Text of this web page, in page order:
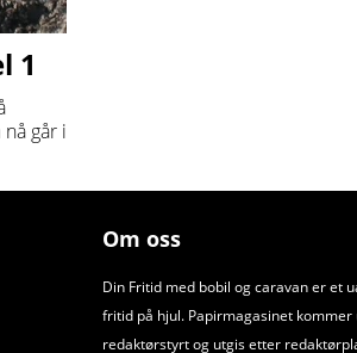
1
går i
Om oss
Din Fritid med bobil og caravan er et
fritid på hjul. Papirmagasinet
redaktørstyrt og utgis etter